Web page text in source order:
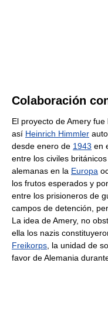
Colaboración
El proyecto de Amery
así Heinrich Himmler
desde enero de 1943 en
entre los civiles
alemanas en la Europa
los frutos esperados y
entre los prisioneros de
campos de detención,
La idea de Amery, no
ella los nazis
Freikorps , la unidad de
favor de Alemania